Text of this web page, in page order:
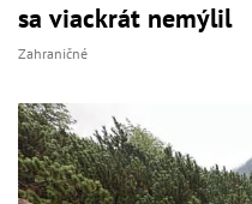
sa viackrát nemýlil
Zahraničné